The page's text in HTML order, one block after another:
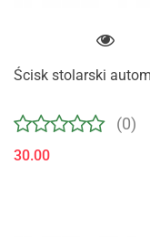
Ścisk stolarski
(0)
30.00